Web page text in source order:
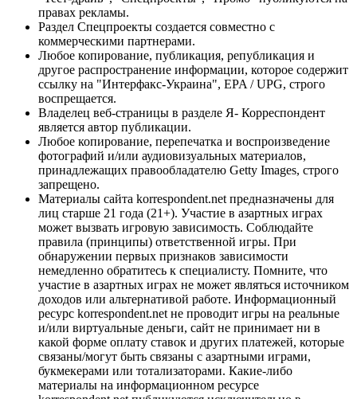
правах рекламы.
Раздел Спецпроекты создается совместно с
коммерческими партнерами.
Любое копирование, публикация, републикация и
другое распространение информации, которое содержит
ссылку на "Интерфакс-Украина", EPA / UPG, строго
воспрещается.
Владелец веб-страницы в разделе Я- Корреспондент
является автор публикации.
Любое копирование, перепечатка и воспроизведение
фотографий и/или аудиовизуальных материалов,
принадлежащих правообладателю Getty Images, строго
запрещено.
Материалы сайта korrespondent.net предназначены для
лиц старше 21 года (21+). Участие в азартных играх
может вызвать игровую зависимость. Соблюдайте
правила (принципы) ответственной игры. При
обнаружении первых признаков зависимости
немедленно обратитесь к специалисту. Помните, что
участие в азартных играх не может являться источником
доходов или альтернативой работе. Информационный
ресурс korrespondent.net не проводит игры на реальные
и/или виртуальные деньги, сайт не принимает ни в
какой форме оплату ставок и других платежей, которые
связаны/могут быть связаны с азартными играми,
букмекерами или тотализаторами. Какие-либо
материалы на информационном ресурсе